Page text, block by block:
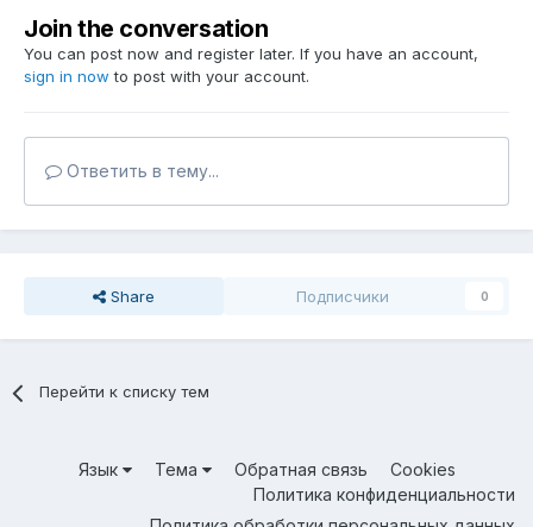
Join the conversation
You can post now and register later. If you have an account,
sign in now to post with your account.
Ответить в тему...
Share Подписчики 0
Перейти к списку тем
Язык Тема Обратная связь
Cookies
Политика конфиденциальности